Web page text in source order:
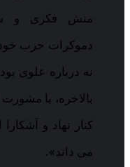
منش فکری و
دموکرات حزب
نه درباره علوی
بالاخره، با
کنار نهاد و
می داند».